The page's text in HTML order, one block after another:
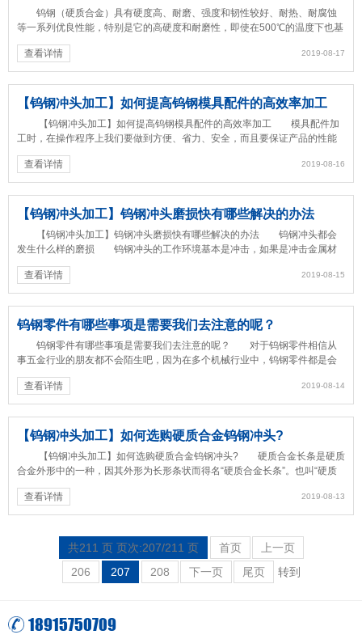
钨钢（硬质合金）具有硬度高、耐磨、强度和韧性较好、耐热、耐腐蚀
等一系列优良性能，特别是它的高硬度和耐磨性，即使在500℃的温度下也基
本保持不变，在1000℃...
查看详情
2019-08-17
【钨钢冲头加工】如何提高钨钢模具配件的高效率加工
【钨钢冲头加工】如何提高钨钢模具配件的高效率加工 模具配件加
工时，在操作程序上我们要做到方便、省力、安全，而且要保证产品的性能
及品质，也就是要在生产过程...
查看详情
2019-08-16
【钨钢冲头加工】钨钢冲头磨损快有哪些解决的办法
【钨钢冲头加工】钨钢冲头磨损快有哪些解决的办法 钨钢冲头都会
发生什么样的磨损 钨钢冲头的工作环境基本是冲击，如果是冲击金属材
料肯定会磨损.钨钢冲头品牌都...
查看详情
2019-08-15
钨钢零件有哪些事项是需要我们去注意的呢？
钨钢零件有哪些事项是需要我们去注意的呢？ 对于钨钢零件相信从
事五金行业的朋友都不会陌生吧，因为在多个机械行业中，钨钢零件都是会
使用到的，今天琦弘厂家就来给...
查看详情
2019-08-14
【钨钢冲头加工】如何选购硬质合金钨钢冲头?
【钨钢冲头加工】如何选购硬质合金钨钢冲头? 硬质合金长条是硬质
合金外形中的一种，因其外形为长形条状而得名“硬质合金长条”。也叫“硬质
合金方条”、“钨钢长...
查看详情
2019-08-13
共211 页 页次:207/211 页 首页
上一页
206
207 208 下一页 尾页 转到
18915750709